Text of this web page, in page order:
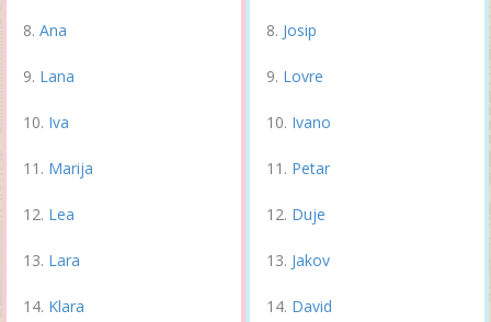
Ana
Lana
Iva
Marija
Lea
Lara
Klara
Josip
Lovre
Ivano
Petar
Duje
Jakov
David